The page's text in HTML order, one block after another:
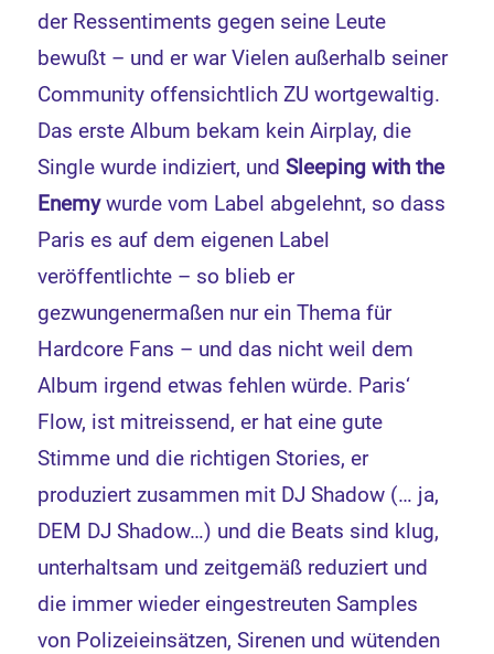
der Ressentiments gegen seine Leute
bewußt – und er war Vielen außerhalb seiner
Community offensichtlich ZU wortgewaltig.
Das erste Album bekam kein Airplay, die
Single wurde indiziert, undSleeping with the
Enemywurde vom Label abgelehnt, so dass
Paris es auf dem eigenen Label
veröffentlichte – so blieb er
gezwungenermaßen nur ein Thema für
Hardcore Fans – und das nicht weil dem
Album irgend etwas fehlen würde. Paris‘
Flow, ist mitreissend, er hat eine gute
Stimme und die richtigen Stories, er
produziert zusammen mit DJ Shadow (… ja,
DEM DJ Shadow…) und die Beats sind klug,
unterhaltsam und zeitgemäß reduziert und
die immer wieder eingestreuten Samples
von Polizeieinsätzen, Sirenen und wütenden